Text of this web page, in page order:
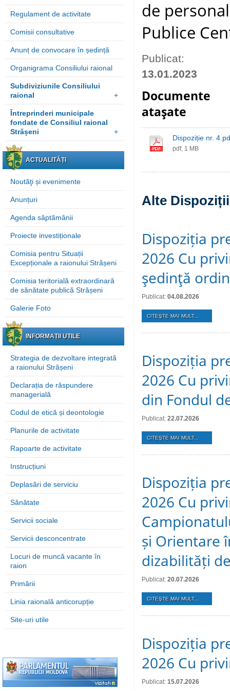
Regulament de activitate
Comisii consultative
Anunț de convocare în ședință
Organigrama Consiliului raional
Subdiviziunile Consiliului
raional
+
Întreprinderi municipale
fondate de Consiliul raional
Strășeni
+
ACTUALITĂȚI
Noutăţi și evenimente
Anunțuri
Agenda săptămânii
Proiecte investiționale
Comisia pentru Situații
Excepționale a raionului Strășeni
Comisia teritorială extraordinară
de sănătate publică Strășeni
Galerie Foto
INFORMAȚII UTILE
Strategia de dezvoltare integrată
a raionului Strășeni
Declarația de răspundere
managerială
Codul de etică și deontologie
Planurile de activitate
Rapoarte de activitate
Instrucțiuni
Deplasări de serviciu
Sănătate
Servicii sociale
Servicii desconcentrate
Locuri de muncă vacante în
raion
Primării
Linia raională anticorupție
Site-uri utile
de
Publice
Publicat:
13.01.2023
Documente
ataşate
Dispoziție nr.
pdf, 1 MB
Alte
Dispoziția
2026 Cu
şedinţă
Publicat: 04.08.2026
CITEŞTE MAI MULT...
Dispoziția
2026 Cu
din Fondul
Publicat: 22.07.2026
CITEŞTE MAI MULT...
Dispoziția
2026 Cu
și Orientare
dizabilități
Publicat: 20.07.2026
CITEŞTE MAI MULT...
Dispoziția
2026 Cu
Publicat: 15.07.2026